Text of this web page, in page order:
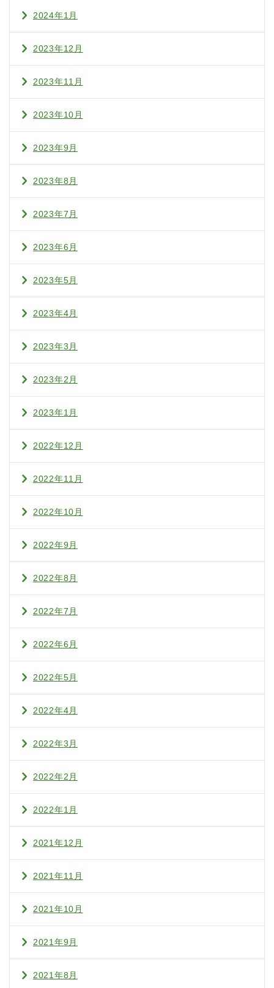
2024年1月
2023年12月
2023年11月
2023年10月
2023年9月
2023年8月
2023年7月
2023年6月
2023年5月
2023年4月
2023年3月
2023年2月
2023年1月
2022年12月
2022年11月
2022年10月
2022年9月
2022年8月
2022年7月
2022年6月
2022年5月
2022年4月
2022年3月
2022年2月
2022年1月
2021年12月
2021年11月
2021年10月
2021年9月
2021年8月